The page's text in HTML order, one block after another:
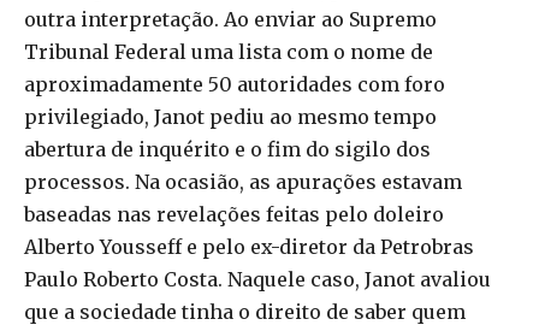
outra interpretação. Ao enviar ao Supremo
Tribunal Federal uma lista com o nome de
aproximadamente 50 autoridades com foro
privilegiado, Janot pediu ao mesmo tempo
abertura de inquérito e o fim do sigilo dos
processos. Na ocasião, as apurações estavam
baseadas nas revelações feitas pelo doleiro
Alberto Yousseff e pelo ex-diretor da Petrobras
Paulo Roberto Costa. Naquele caso, Janot avaliou
que a sociedade tinha o direito de saber quem